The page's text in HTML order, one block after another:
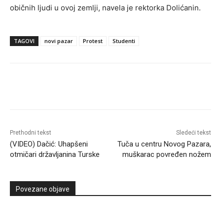
običnih ljudi u ovoj zemlji, navela je rektorka Dolićanin.
TAGOVI novi pazar Protest Studenti
Prethodni tekst
(VIDEO) Dačić: Uhapšeni
otmičari državljanina Turske
Sledeći tekst
Tuča u centru Novog Pazara,
muškarac povređen nožem
Povezane objave